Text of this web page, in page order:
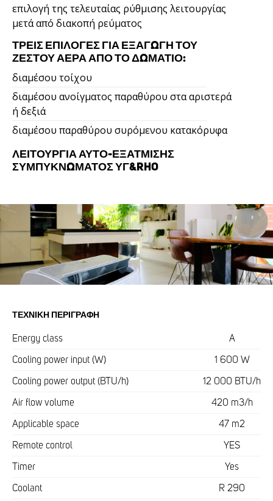
επιλογή της τελευταίας ρύθμισης λειτουργίας
μετά από διακοπή ρεύματος
ΤΡΕΙΣ ΕΠΙΛΟΓΈΣ ΓΙΑ ΕΞΑΓΩΓΉ ΤΟΥ
ΖΕΣΤΟΎ ΑΈΡΑ ΑΠΌ ΤΟ ΔΩΜΆΤΙΟ:
διαμέσου τοίχου
διαμέσου ανοίγματος παραθύρου στα αριστερά
ή δεξιά
διαμέσου παραθύρου συρόμενου κατακόρυφα
ΛΕΙΤΟΥΡΓΊΑ ΑΥΤΟ-ΕΞΆΤΜΙΣΗΣ
ΣΥΜΠΥΚΝΏΜΑΤΟΣ ΥΓ&RHO
ΤΕΧΝΙΚΉ ΠΕΡΙΓΡΑΦΉ
Energy class A
Cooling power input (W) 1 600 W
Cooling power output (BTU/h) 12 000 BTU/h
Air flow volume 420 m3/h
Applicable space 47 m2
Remote control YES
Timer Yes
Coolant R 290